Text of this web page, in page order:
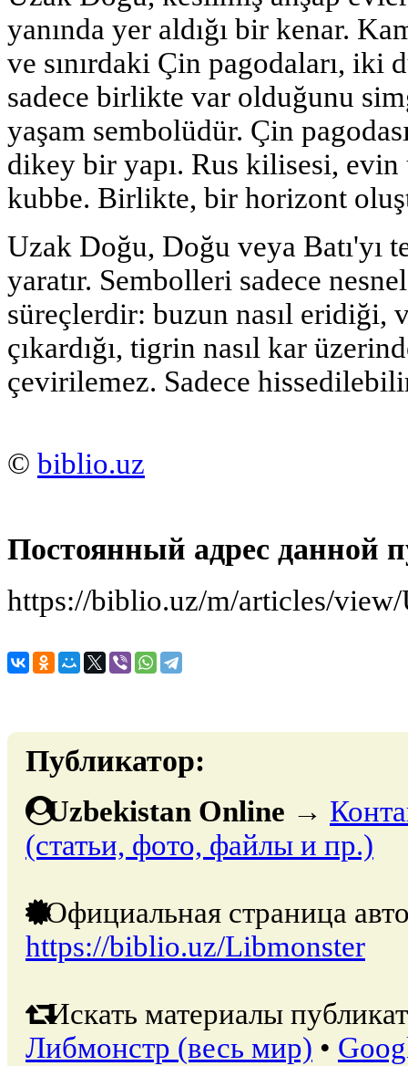
yanında yer aldığı bir kenar.
ve sınırdaki Çin pagodaları, iki
sadece birlikte var olduğunu
yaşam sembolüdür. Çin
dikey bir yapı. Rus kilisesi,
kubbe. Birlikte, bir horizont
Uzak Doğu, Doğu veya Batı'yı
yaratır. Sembolleri sadece
süreçlerdir: buzun nasıl eridiği,
çıkardığı, tigrin nasıl kar
çevirilemez. Sadece
© biblio.uz
Постоянный адрес данной
https://biblio.uz/m/articles/
Публикатор:
Uzbekistan Online →
(статьи, фото, файлы и пр.)
Официальная страница
https://biblio.uz/Libmonster
Искать материалы
Либмонстр (весь мир) •